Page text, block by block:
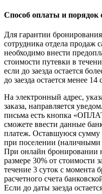
Способ оплаты и
Для гарантии
сотрудника отдела продаж
необходимо внести
стоимости путевки в
если до заезда остается
до заезда остается менее 14
На электронный адрес,
заказа, направляется
письма есть кнопка
сможете ввести данные
платеж. Оставшуюся сумму
при поселении (наличными
При онлайн бронировании
размере 30% от стоимости
течение 3 суток с момента
расчетного счета
Если до даты заезда